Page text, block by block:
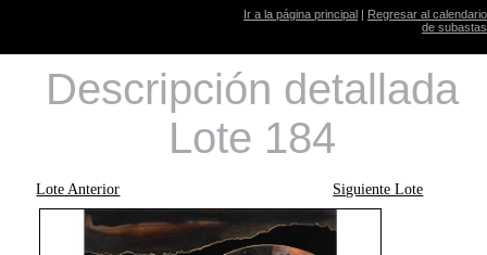
Ir a la página principal | Regresar al calendario
de subastas
Descripción detallada
Lote 184
Lote Anterior Siguiente Lote